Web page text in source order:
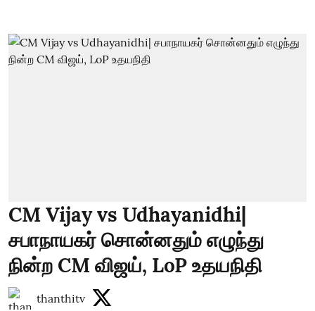
CM Vijay vs Udhayanidhi|
சபாநாயகர் சொன்னதும் எழுந்து
நின்ற CM விஜய், LoP உதயநிதி
thanthitv